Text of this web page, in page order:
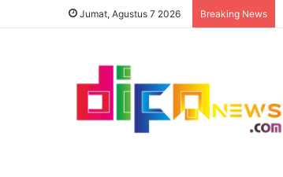
Jumat, Agustus 7 2026 Breaking News